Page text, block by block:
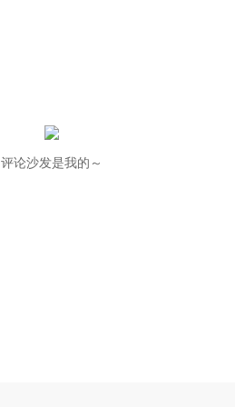
评论沙发是我的～